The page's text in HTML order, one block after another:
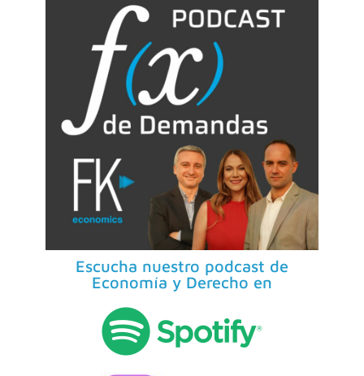
Escucha nuestro podcast de
Economía y Derecho en